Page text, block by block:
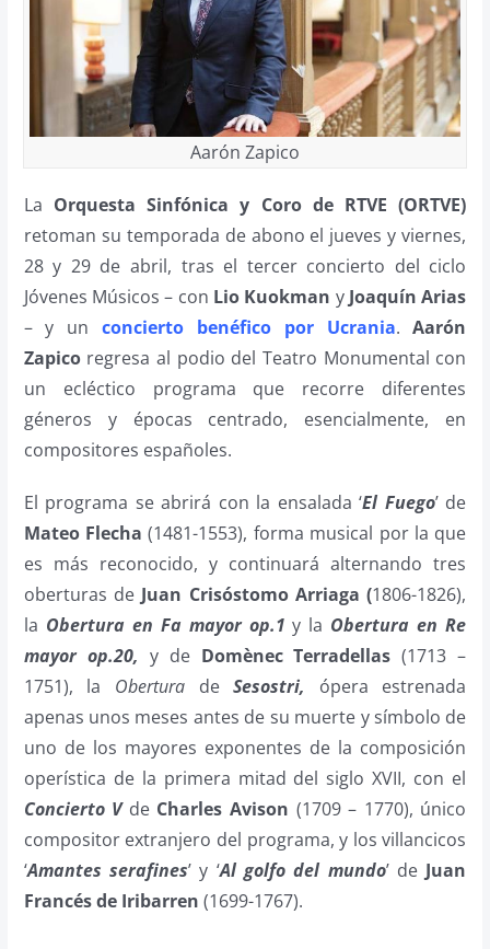
Aarón Zapico
La Orquesta Sinfónica y Coro de RTVE (ORTVE)
retoman su temporada de abono el jueves y viernes,
28 y 29 de abril, tras el tercer concierto del ciclo
Jóvenes Músicos – con Lio Kuokman y Joaquín Arias
– y unconcierto benéfico por Ucrania.Aarón
Zapicoregresa al podio del Teatro Monumental con
un ecléctico programa que recorre diferentes
géneros y épocas centrado, esencialmente, en
compositores españoles.
El programa se abrirá con la ensalada ‘El Fuego’ de
Mateo Flecha (1481-1553), forma musical por la que
es más reconocido, y continuará alternando tres
oberturas de Juan Crisóstomo Arriaga (1806-1826),
la Obertura en Fa mayor op.1 y la Obertura en Re
mayor op.20, y de Domènec Terradellas (1713 –
1751), la OberturadeSesostri, ópera estrenada
apenas unos meses antes de su muerte y símbolo de
uno de los mayores exponentes de la composición
operística de la primera mitad del siglo XVII, con el
Concierto Vde Charles Avison (1709 – 1770), único
compositor extranjero del programa, y los villancicos
‘Amantes serafines’ y ‘Al golfo del mundo’ de Juan
Francés de Iribarren (1699-1767).